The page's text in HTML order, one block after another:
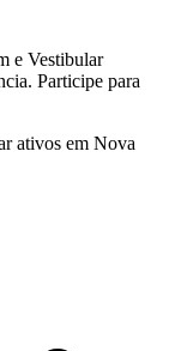
e Vestibular
Participe para
ativos em Nova